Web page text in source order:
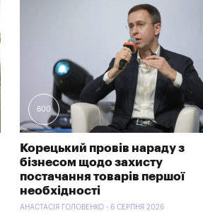
600
Корецький провів нараду з
бізнесом щодо захисту
постачання товарів першої
необхідності
АНАСТАСІЯ ГОЛОВЕНКО - 6 СЕРПНЯ 2026